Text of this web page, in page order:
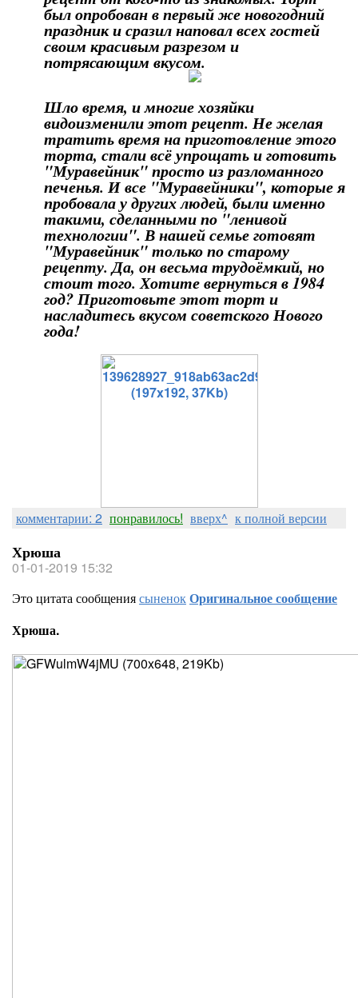
был опробован в первый же новогодний
праздник и сразил наповал всех гостей
своим красивым разрезом и
потрясающим вкусом.
Шло время, и многие хозяйки
видоизменили этот рецепт. Не желая
тратить время на приготовление этого
торта, стали всё упрощать и готовить
"Муравейник" просто из разломанного
печенья. И все "Муравейники", которые я
пробовала у других людей, были именно
такими, сделанными по "ленивой
технологии". В нашей семье готовят
"Муравейник" только по старому
рецепту. Да, он весьма трудоёмкий, но
стоит того. Хотите вернуться в 1984
год? Приготовьте этот торт и
насладитесь вкусом советского Нового
года!
комментарии: 2 понравилось! вверх^ к полной версии
Хрюша
01-01-2019 15:32
Это цитата сообщениясыненокОригинальное сообщение
Хрюша.